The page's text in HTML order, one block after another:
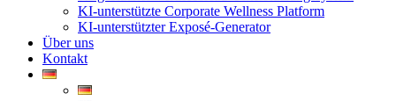
KI-unterstützte Corporate Wellness Platform
KI-unterstützter Exposé-Generator
Über uns
Kontakt